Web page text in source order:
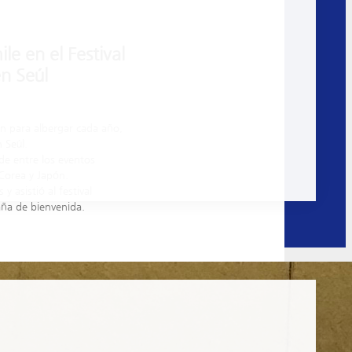
en el Festival
de bienvenida.